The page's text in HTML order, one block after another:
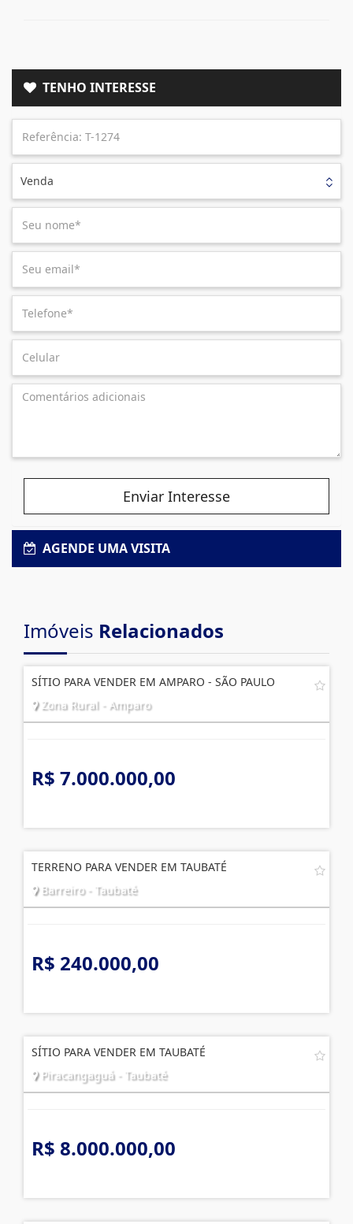
TENHO INTERESSE
Venda
Enviar Interesse
AGENDE UMA VISITA
Imóveis Relacionados
SÍTIO PARA VENDER EM AMPARO - SÃO PAULO
Zona Rural - Amparo
R$ 7.000.000,00
TERRENO PARA VENDER EM TAUBATÉ
Barreiro - Taubaté
R$ 240.000,00
SÍTIO PARA VENDER EM TAUBATÉ
Piracangaguá - Taubaté
R$ 8.000.000,00